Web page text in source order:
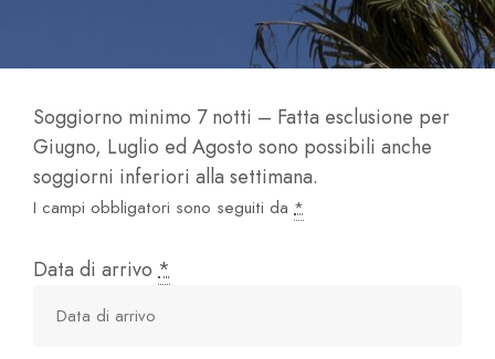
Soggiorno minimo 7 notti – Fatta esclusione per
Giugno, Luglio ed Agosto sono possibili anche
soggiorni inferiori alla settimana.
I campi obbligatori sono seguiti da *
Data di arrivo *